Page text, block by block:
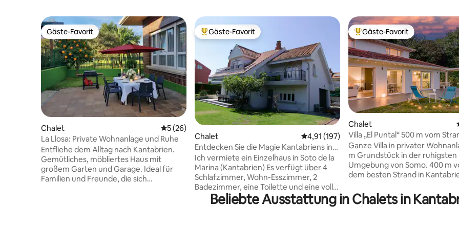
Gäste-Favorit
Gäste-Favorit
Chalet Durchschnittliche Bewertung: 5 von 5, 26 Bewertungen
5 (26)
La Llosa: Private Wohnanlage und Ruhe
Entfliehe dem Alltag nach Kantabrien.
Gemütliches, möbliertes Haus mit
großem Garten und Garage. Ideal für
Familien und Freunde, die sich
Beliebter Gäste-Favorit.
Gäste-Favorit
Chalet Durchschnittliche Bewertung: 4,91 von 5,
4,91 (197)
Entdecken Sie die Magie Kantabriens in
„Lacasadesoto“
Ich vermiete ein Einzelhaus in Soto de la
Marina (Kantabrien) Es verfügt über 4
Schlafzimmer, Wohn-Esszimmer, 2
Badezimmer, eine Toilette und eine voll
ausgestattete Küche Es ist für 8
Personen vorbereitet Das
Beliebter Gäste-Favorit.
Gäste-Favorit
Chalet
Villa „El Puntal“ 500 m vom
Somo entfernt
Ganze Villa in privater
m Grundstück in der ruhigsten
Umgebung von Somo. 400 m
dem besten Strand in
überfüllt ist. Das Haus hat eine Kapazität
von bis zu 14 Personen in 6
Beliebte Ausstattung in Chalets in